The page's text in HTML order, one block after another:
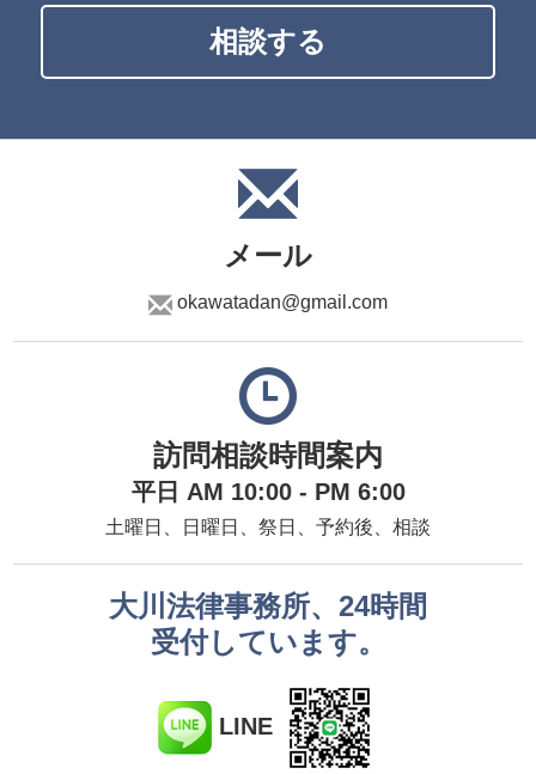
相談する
メール
okawatadan@gmail.com
訪問相談時間案内
平日 AM 10:00 - PM 6:00
土曜日、日曜日、祭日、予約後、相談
大川法律事務所、24時間
受付しています。
LINE